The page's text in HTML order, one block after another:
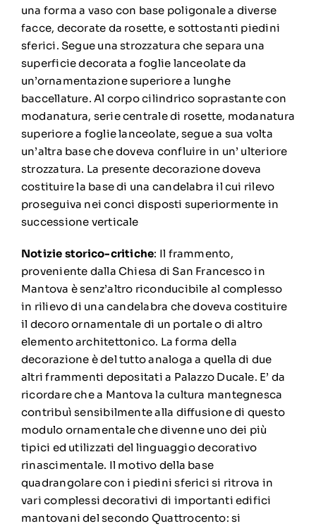
una forma a vaso con base poligonale a diverse
facce, decorate da rosette, e sottostanti piedini
sferici. Segue una strozzatura che separa una
superficie decorata a foglie lanceolate da
un’ornamentazione superiore a lunghe
baccellature. Al corpo cilindrico soprastante con
modanatura, serie centrale di rosette, modanatura
superiore a foglie lanceolate, segue a sua volta
un’altra base che doveva confluire in un’ ulteriore
strozzatura. La presente decorazione doveva
costituire la base di una candelabra il cui rilevo
proseguiva nei conci disposti superiormente in
successione verticale
Notizie storico-critiche: Il frammento,
proveniente dalla Chiesa di San Francesco in
Mantova è senz’altro riconducibile al complesso
in rilievo di una candelabra che doveva costituire
il decoro ornamentale di un portale o di altro
elemento architettonico. La forma della
decorazione è del tutto analoga a quella di due
altri frammenti depositati a Palazzo Ducale. E’ da
ricordare che a Mantova la cultura mantegnesca
contribuì sensibilmente alla diffusione di questo
modulo ornamentale che divenne uno dei più
tipici ed utilizzati del linguaggio decorativo
rinascimentale. Il motivo della base
quadrangolare con i piedini sferici si ritrova in
vari complessi decorativi di importanti edifici
mantovani del secondo Quattrocento: si